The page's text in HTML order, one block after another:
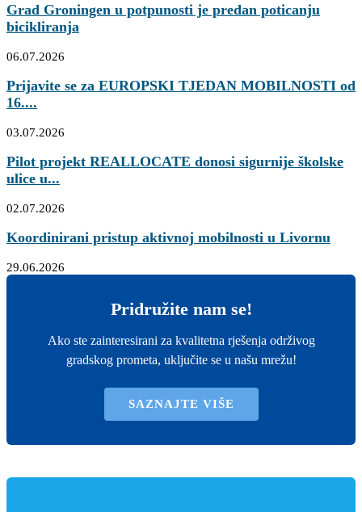
Grad Groningen u potpunosti je predan poticanju
bicikliranja
06.07.2026
Prijavite se za EUROPSKI TJEDAN MOBILNOSTI od
16....
03.07.2026
Pilot projekt REALLOCATE donosi sigurnije školske
ulice u...
02.07.2026
Koordinirani pristup aktivnoj mobilnosti u Livornu
29.06.2026
Pridružite nam se!
Ako ste zainteresirani za kvalitetna rješenja održivog
gradskog prometa, uključite se u našu mrežu!
SAZNAJTE VIŠE